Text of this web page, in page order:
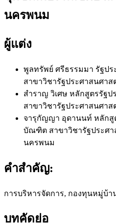
นครพนม
ผู้แต่ง
พูลทรัพย์ ศรีธรรมมา รัฐป
สาขาวิชารัฐประศาสนศา
สำราญ วิเศษ หลักสูตรรัฐ
สาขาวิชารัฐประศาสนศา
จารุกัญญา อุดานนท์ หลักสู
บัณฑิต สาขาวิชารัฐประศา
นครพนม
คำสำคัญ:
การบริหารจัดการ, กองทุนหมู่บ้า
บทคัดย่อ